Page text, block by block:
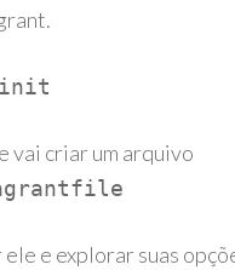
init
vai criar um arquivo
e explorar suas